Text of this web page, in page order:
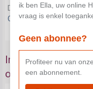
Dit document is niet
Contacteer onsom je
Individuele
onderneming
ik ben Ella, uw online
vraag is enkel
Geen abonnee?
Profiteer nu van onze
een abonnement.